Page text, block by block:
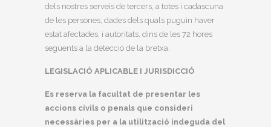
dels nostres serveis de tercers, a totes i cadascuna
de les persones, dades dels quals puguin haver
estat afectades, i autoritats, dins de les 72 hores
següents a la detecció de la bretxa.
LEGISLACIÓ APLICABLE I JURISDICCIÓ
Es reserva la facultat de presentar les
accions civils o penals que consideri
necessàries per a la utilització indeguda del